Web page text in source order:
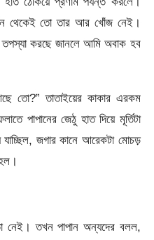
থেকেই তো তার আর খোঁজ নেই।
করছে জানলে আমি অবাক হব
তো?” তাতাইয়ের কাকার এরকম
পাপানের জেঠু হাত দিয়ে মূর্তিটা
যাচ্ছিল, জগার কানে আরেকটা মোচড়
নেই। তখন পাপান অন্যদের বলল,